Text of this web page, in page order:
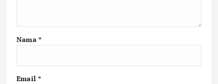
Nama *
Email *